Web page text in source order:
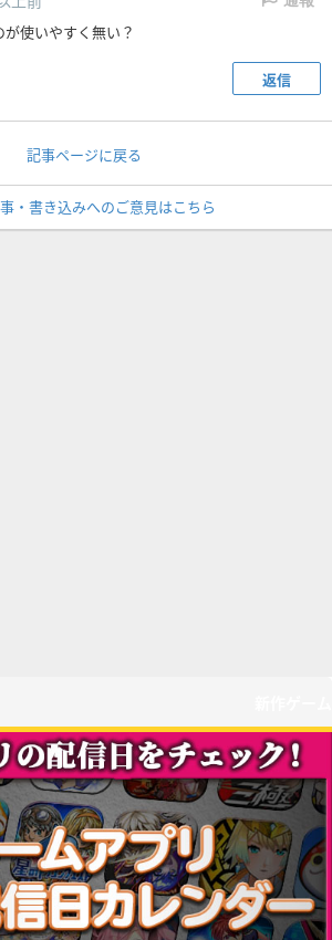
使いやすく無い？
返信
記事ページに戻る
・書き込みへのご意見はこちら